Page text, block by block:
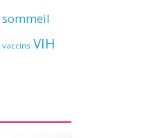
sommeil
vaccins VIH